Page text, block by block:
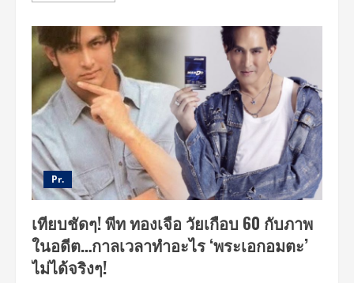
ทอง
เจือ”
ครบ
รอบ
วัน
เกิด
ใกล้
60
ปี
แต่
“สุขภาพ
ยัง
ดี
ปึ่ง
ปั๋ง
ไม่มี
ชาว
เน็ต
โฟกัส
ผิด
จุด!
ทำ
Pr.
เทียบชัดๆ! พีท ทองเจือ วัยเกือบ 60 กับภาพ
ในอดีต…กาลเวลาทำอะไร ‘พระเอกอมตะ’
ไม่ได้จริงๆ!